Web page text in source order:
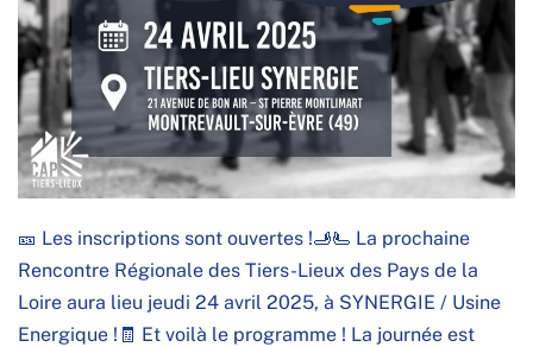
🎫 Les inscriptions sont ouvertes !🫸🫷 La prochaine
Rencontre Régionale des Tiers-Lieux des Pays de la
Loire aura lieu jeudi 24 avril 2025, à SYNERGIE / Usine
Energique !🧾 Et voilà le programme ! La journée est